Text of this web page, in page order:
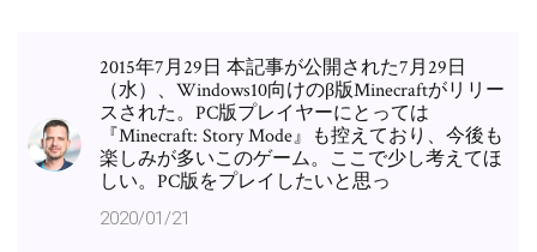
2015年7月29日 本記事が公開された7月29日
（水）、Windows10向けのβ版Minecraftがリリー
スされた。PC版プレイヤーにとっては
『Minecraft: Story Mode』も控えており、今後も
楽しみが多いこのゲーム。ここで少し考えてほ
しい。PC版をプレイしたいと思っ
2020/01/21